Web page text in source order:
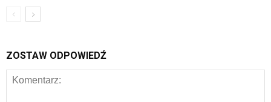
ZOSTAW ODPOWIEDŹ